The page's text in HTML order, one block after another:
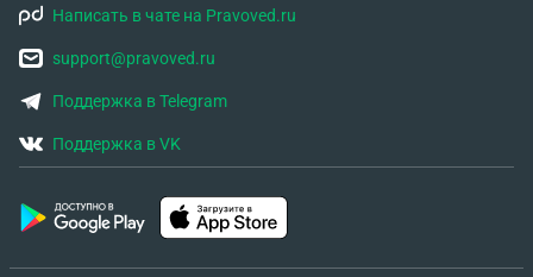
Написать в чате на Pravoved.ru
support@pravoved.ru
Поддержка в Telegram
Поддержка в VK